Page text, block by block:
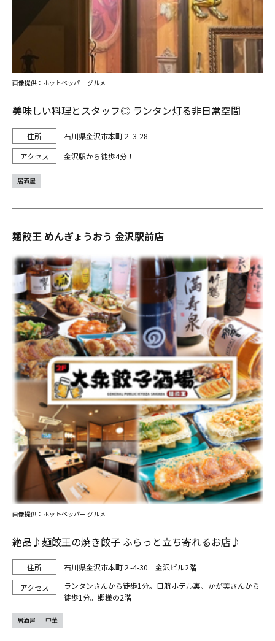
美味しい料理とスタッフ◎ ランタン灯る非日常空間
石川県金沢市本町２-3-28
金沢駅から徒歩4分！
画像提供：ホットペッパー グルメ
居酒屋
麺餃王 めんぎょうおう 金沢駅前店
絶品♪麺餃王の焼き餃子 ふらっと立ち寄れるお店♪
石川県金沢市本町２-4-30 金沢ビル2階
ランタンさんから徒歩1分。日航ホテル裏、かが美さんから
徒歩1分。郷様の2階
画像提供：ホットペッパー グルメ
居酒屋 中華